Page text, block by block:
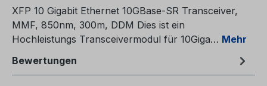
XFP 10 Gigabit Ethernet 10GBase-SR Transceiver,
MMF, 850nm, 300m, DDM Dies ist ein
Hochleistungs Transceivermodul für 10Giga… Mehr
Bewertungen